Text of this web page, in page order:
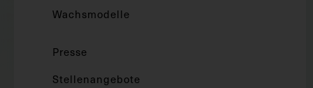
Wachsmodelle
Presse
Stellenangebote